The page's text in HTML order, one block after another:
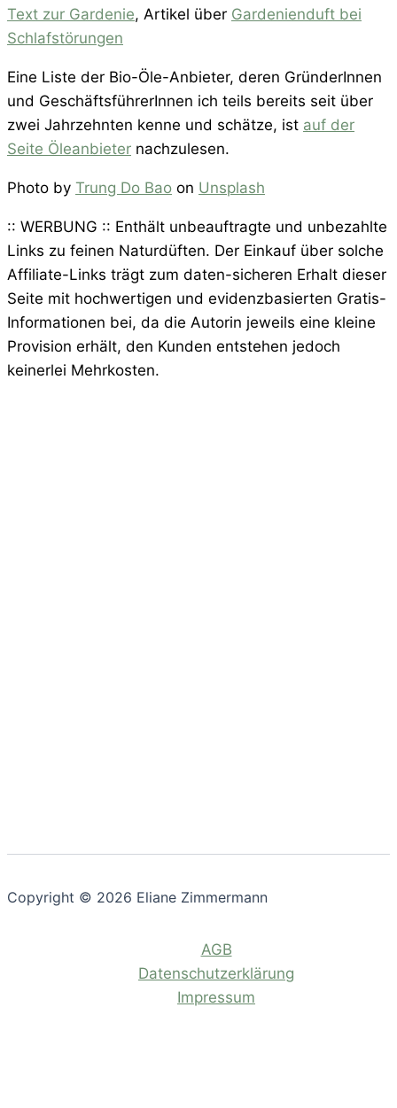
Text zur Gardenie, Artikel über Gardenienduft bei
Schlafstörungen
Eine Liste der Bio-Öle-Anbieter, deren GründerInnen
und GeschäftsführerInnen ich teils bereits seit über
zwei Jahrzehnten kenne und schätze, ist auf der
Seite Öleanbieter nachzulesen.
Photo by Trung Do Bao on Unsplash
:: WERBUNG :: Enthält unbeauftragte und unbezahlte
Links zu feinen Naturdüften. Der Einkauf über solche
Affiliate-Links trägt zum daten-sicheren Erhalt dieser
Seite mit hochwertigen und evidenzbasierten Gratis-
Informationen bei, da die Autorin jeweils eine kleine
Provision erhält, den Kunden entstehen jedoch
keinerlei Mehrkosten.
Copyright © 2026 Eliane Zimmermann
AGB
Datenschutzerklärung
Impressum